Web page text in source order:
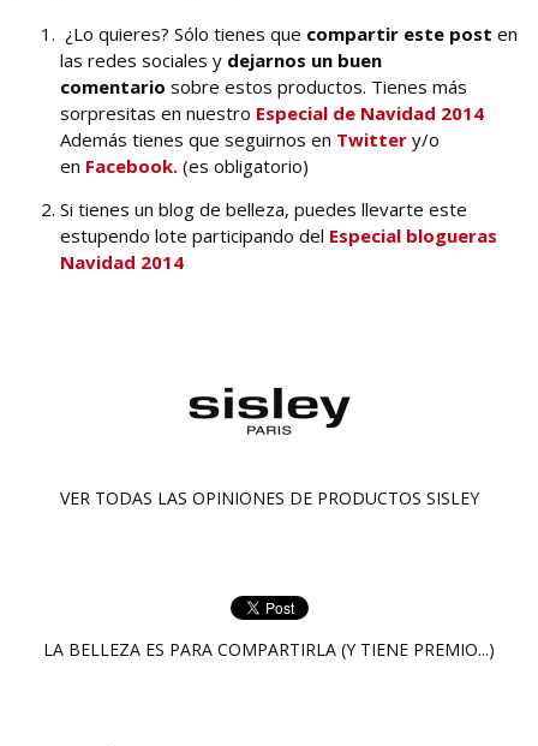
¿Lo quieres? Sólo tienes que compartir este post en
las redes sociales y dejarnos un buen
comentario sobre estos productos. Tienes más
sorpresitas en nuestro Especial de Navidad 2014
Además tienes que seguirnos en Twitter y/o
en Facebook. (es obligatorio)
Si tienes un blog de belleza, puedes llevarte este
estupendo lote participando del Especial blogueras
Navidad 2014
VER TODAS LAS OPINIONES DE PRODUCTOS SISLEY
LA BELLEZA ES PARA COMPARTIRLA (Y TIENE PREMIO...)